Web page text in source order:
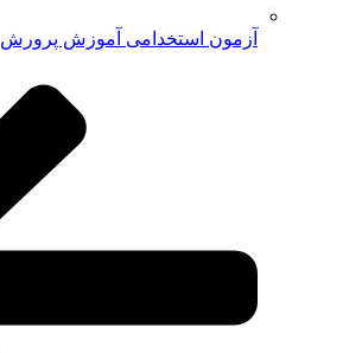
آزمون استخدامی آموزش پرورش